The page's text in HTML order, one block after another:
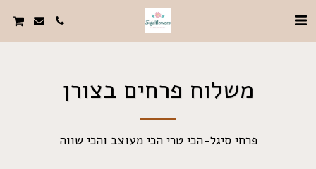
משלוח פרחים בצורן
פרחי סיגל-הכי טרי הכי מעוצב והכי שווה